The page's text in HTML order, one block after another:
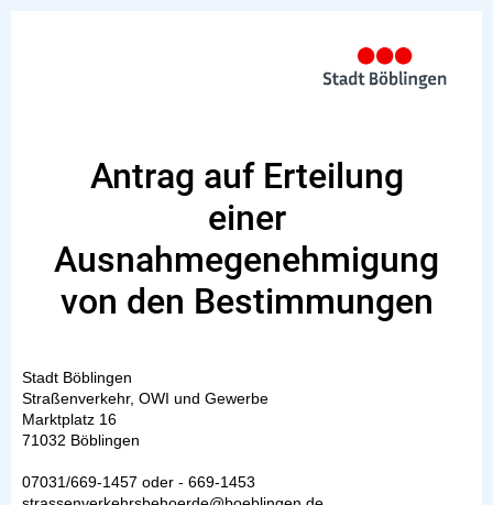
Antrag auf Erteilung
einer
Ausnahmegenehmigung
von den Bestimmungen
Stadt Böblingen
Straßenverkehr, OWI und Gewerbe
Marktplatz 16
71032 Böblingen
07031/669-1457 oder - 669-1453